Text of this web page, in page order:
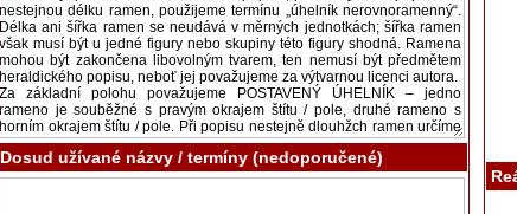
Dosud užívané názvy / termíny (nedoporučené)